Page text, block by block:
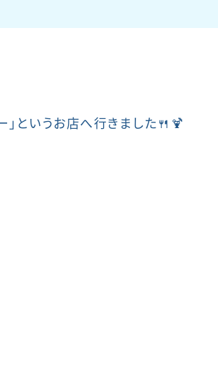
」というお店へ行きました🍴🍹